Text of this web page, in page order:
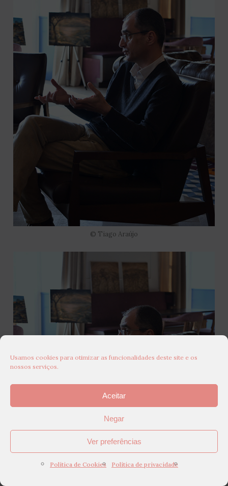
Usamos cookies para otimizar as funcionalidades deste site e os
nossos serviços.
Aceitar
Negar
Ver preferências
Política de Cookies Política de privacidade
© Tiago Araújo